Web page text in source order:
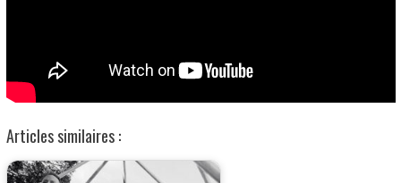
Articles similaires :